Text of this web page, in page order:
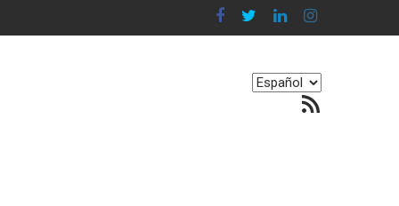
nuestro equilibrio emocional
Elegir
Feed RSS